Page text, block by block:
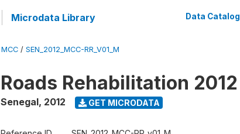
Microdata Library Data Catalog
MCC / SEN_2012_MCC-RR_V01_M
Roads Rehabilitation 2012
Senegal, 2012 GET MICRODATA